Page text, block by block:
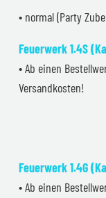
• normal (Party
Feuerwerk 1.4S
• Ab einen
Versandkosten!
Feuerwerk 1.4G
• Ab einen